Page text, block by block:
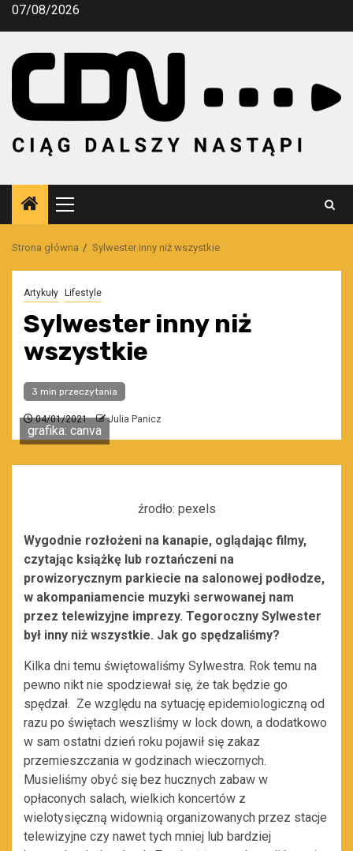
Przejdź
07/08/2026
Menu
główne
Strona główna Sylwester inny niż wszystkie
Artykuły Lifestyle
Sylwester inny niż
wszystkie
3 min przeczytania
04/01/2021 Julia Panicz
grafika: canva
źrodło: pexels
Wygodnie rozłożeni na kanapie, oglądając filmy,
czytając książkę lub roztańczeni na
prowizorycznym parkiecie na salonowej podłodze,
w akompaniamencie muzyki serwowanej nam
przez telewizyjne imprezy. Tegoroczny Sylwester
był inny niż wszystkie. Jak go spędzaliśmy?
Kilka dni temu świętowaliśmy Sylwestra. Rok temu na
pewno nikt nie spodziewał się, że tak będzie go
spędzał. Ze względu na sytuację epidemiologiczną od
razu po świętach weszliśmy w lock down, a dodatkowo
w sam ostatni dzień roku pojawił się zakaz
przemieszczania w godzinach wieczornych.
Musieliśmy obyć się bez hucznych zabaw w
opłaconych salach, wielkich koncertów z
wielotysięczną widownią organizowanych przez stacje
telewizyjne czy nawet tych mniej lub bardziej